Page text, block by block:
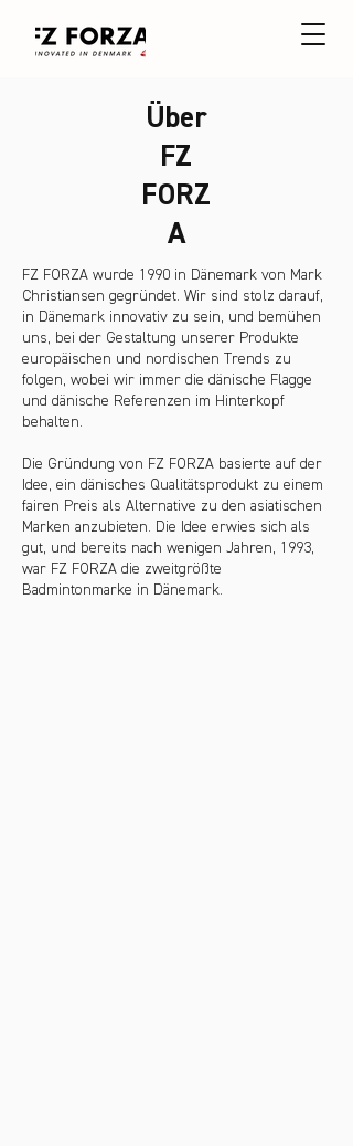
Über
FZ
FORZ
A
FZ FORZA wurde 1990 in Dänemark von Mark
Christiansen gegründet. Wir sind stolz darauf,
in Dänemark innovativ zu sein, und bemühen
uns, bei der Gestaltung unserer Produkte
europäischen und nordischen Trends zu
folgen, wobei wir immer die dänische Flagge
und dänische Referenzen im Hinterkopf
behalten.
Die Gründung von FZ FORZA basierte auf der
Idee, ein dänisches Qualitätsprodukt zu einem
fairen Preis als Alternative zu den asiatischen
Marken anzubieten. Die Idee erwies sich als
gut, und bereits nach wenigen Jahren, 1993,
war FZ FORZA die zweitgrößte
Badmintonmarke in Dänemark.